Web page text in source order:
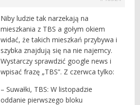
Niby ludzie tak narzekają na
mieszkania z TBS a gołym okiem
widać, że takich mieszkań przybywa i
szybka znajdują się na nie najemcy.
Wystarczy sprawdzić google news i
wpisać frazę „TBS”. Z czerwca tylko:
– Suwałki, TBS: W listopadzie
oddanie pierwszego bloku